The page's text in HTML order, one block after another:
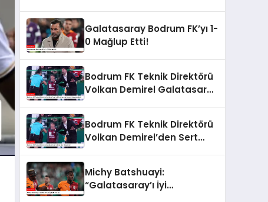
Galatasaray Bodrum FK’yı 1-
0 Mağlup Etti!
Bodrum FK Teknik Direktörü
Volkan Demirel Galatasaray
Bodrum FK Teknik Direktörü
Volkan Demirel’den Sert
Michy Batshuayi:
“Galatasaray’ı İyi